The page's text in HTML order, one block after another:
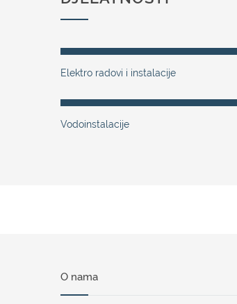
Elektro radovi i instalacije
Vodoinstalacije
O nama